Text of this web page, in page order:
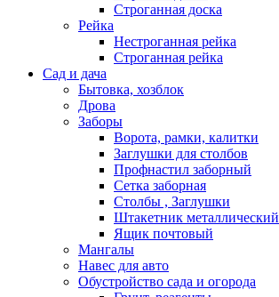
Строганная доска
Рейка
Нестроганная рейка
Строганная рейка
Сад и дача
Бытовка, хозблок
Дрова
Заборы
Ворота, рамки, калитки
Заглушки для столбов
Профнастил заборный
Сетка заборная
Столбы , Заглушки
Штакетник металлический
Ящик почтовый
Мангалы
Навес для авто
Обустройство сада и огорода